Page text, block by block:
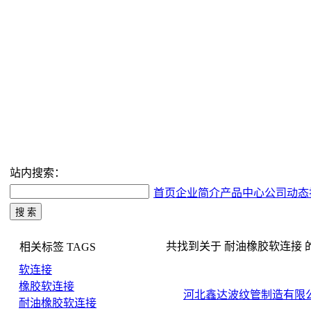
站内搜索：
首页企业简介产品中心公司动态
相关标签 TAGS
软连接
橡胶软连接
耐油橡胶软连接
共找到关于 耐油橡胶软连接
河北鑫达波纹管制造有限